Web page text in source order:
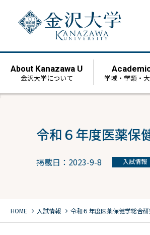
About Kanazawa U
金沢大学について 学域・学類・
令和６年度医薬保
掲載日：2023-9-8 入試情報
HOME chevron_right 入試情報 chevron_right 令和６年度医薬保健学総合